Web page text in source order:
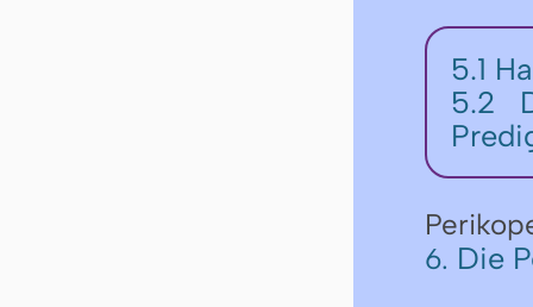
5.1
5.2
6. Die